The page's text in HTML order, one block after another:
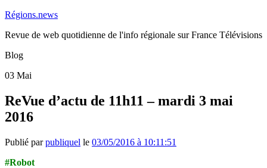
Régions.news
Revue de web quotidienne de l'info régionale sur France Télévisions
Blog
03 Mai
ReVue d’actu de 11h11 – mardi 3 mai
2016
Publié parpubliquel le 03/05/2016 à 10:11:51
#Robot